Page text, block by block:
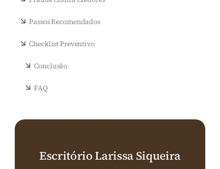
Passos Recomendados
Checklist Preventivo
Conclusão
FAQ
Escritório Larissa Siqueira